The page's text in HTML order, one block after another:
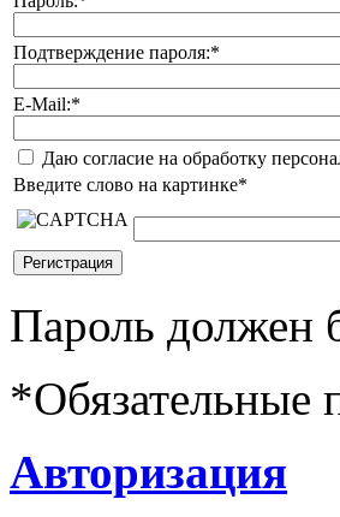
Подтверждение пароля:*
E-Mail:*
Даю согласие на обработку
Введите слово на картинке*
Пароль должен
*Обязательные
Авторизация